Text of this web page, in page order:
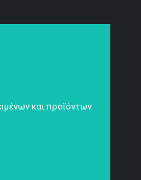
και προϊόντων